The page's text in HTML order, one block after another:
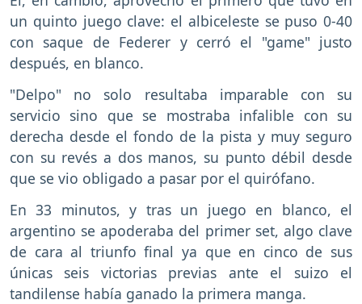
un quinto juego clave: el albiceleste se puso 0-40
con saque de Federer y cerró el "game" justo
después, en blanco.
"Delpo" no solo resultaba imparable con su
servicio sino que se mostraba infalible con su
derecha desde el fondo de la pista y muy seguro
con su revés a dos manos, su punto débil desde
que se vio obligado a pasar por el quirófano.
En 33 minutos, y tras un juego en blanco, el
argentino se apoderaba del primer set, algo clave
de cara al triunfo final ya que en cinco de sus
únicas seis victorias previas ante el suizo el
tandilense había ganado la primera manga.